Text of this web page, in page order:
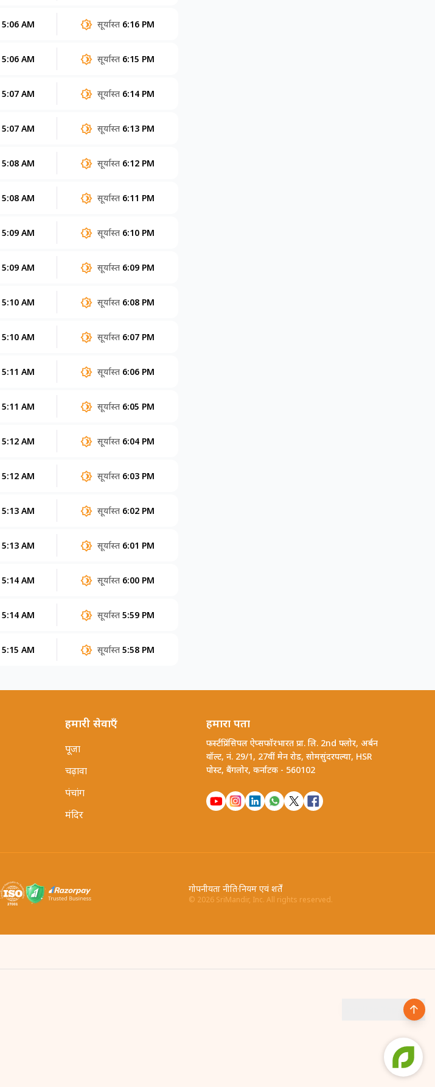
5:06 AM सूर्यास्त 6:16 PM
5:06 AM सूर्यास्त 6:15 PM
5:07 AM सूर्यास्त 6:14 PM
5:07 AM सूर्यास्त 6:13 PM
5:08 AM सूर्यास्त 6:12 PM
5:08 AM सूर्यास्त 6:11 PM
5:09 AM सूर्यास्त 6:10 PM
5:09 AM सूर्यास्त 6:09 PM
5:10 AM सूर्यास्त 6:08 PM
5:10 AM सूर्यास्त 6:07 PM
5:11 AM सूर्यास्त 6:06 PM
5:11 AM सूर्यास्त 6:05 PM
5:12 AM सूर्यास्त 6:04 PM
5:12 AM सूर्यास्त 6:03 PM
5:13 AM सूर्यास्त 6:02 PM
5:13 AM सूर्यास्त 6:01 PM
5:14 AM सूर्यास्त 6:00 PM
5:14 AM सूर्यास्त 5:59 PM
5:15 AM सूर्यास्त 5:58 PM
हमारी सेवाएँ
पूजा
चढ़ावा
पंचांग
मंदिर
हमारा पता
फर्स्टप्रिंसिपल ऐप्सफॉरभारत प्रा. लि. 2nd फ्लोर, अर्बन
वॉल्ट, नं. 29/1, 27वीं मेन रोड, सोमसुंदरपल्या, HSR
पोस्ट, बैंगलोर, कर्नाटक - 560102
गोपनीयता नीति·नियम एवं शर्तें
© 2026 SriMandir, Inc. All rights reserved.